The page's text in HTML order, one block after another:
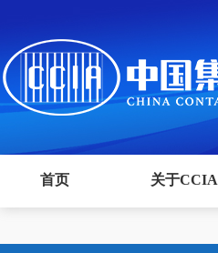
首页 关于CCIA